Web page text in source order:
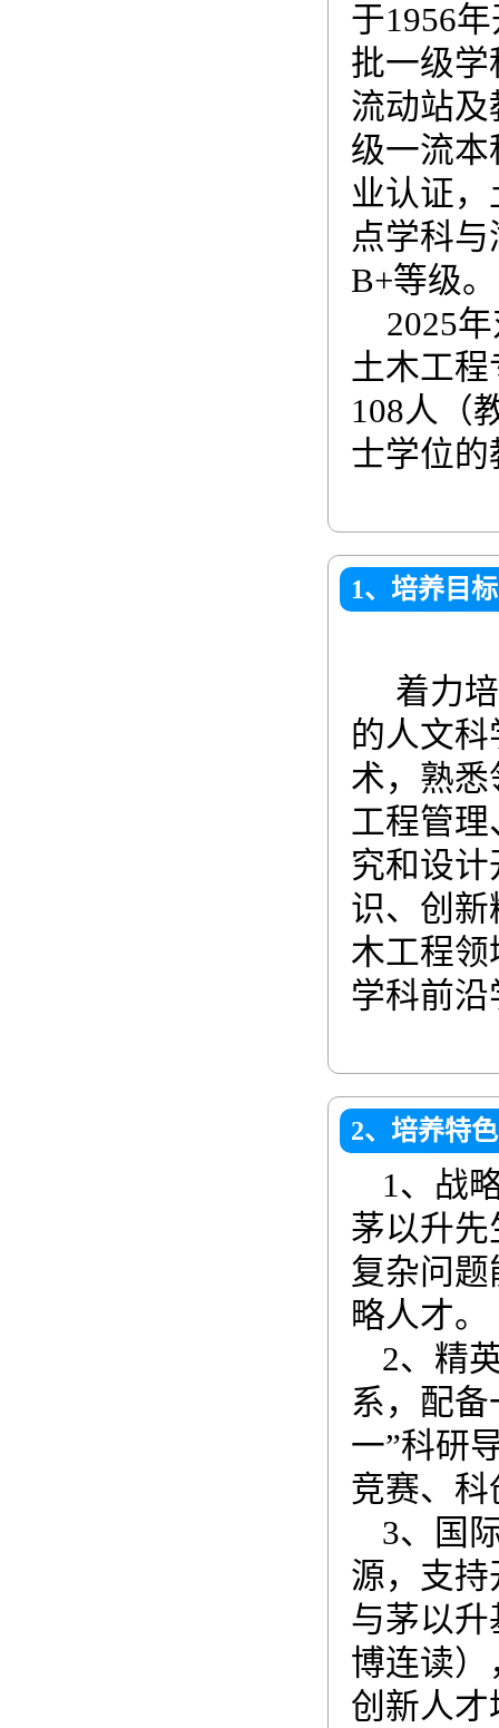
于1956
批一级
流动站及
级一流本
业认证，
点学科
B+等级
2025
土木工
108人（
士学位的
1、培养目标
着力
的人文
术，熟
工程管
究和设
识、创
木工程
学科前
2、培养特色
1、战
茅以升
复杂问
略人才。
2、精
系，配
一”科研
竞赛、
3、国
源，支持
与茅以
博连读
创新人